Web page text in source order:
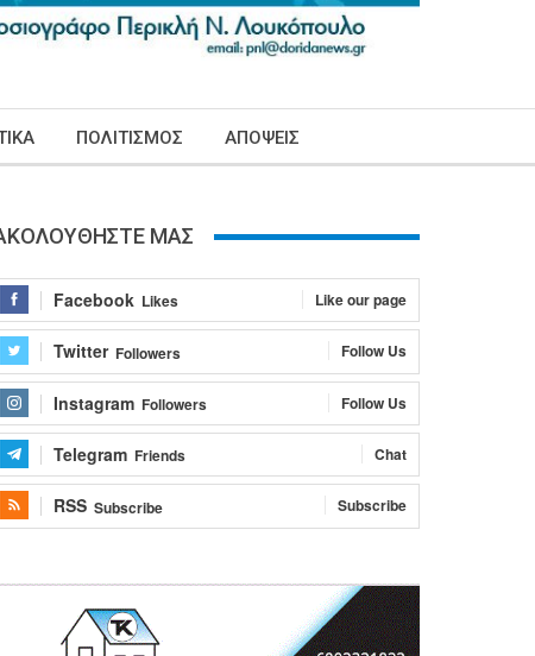
ΠΟΛΙΤΙΣΜΟΣ ΑΠΟΨΕΙΣ
ΜΑΣ
Facebook Likes Like our page
Twitter Followers Follow Us
Instagram Followers Follow Us
Telegram Friends Chat
RSS Subscribe Subscribe